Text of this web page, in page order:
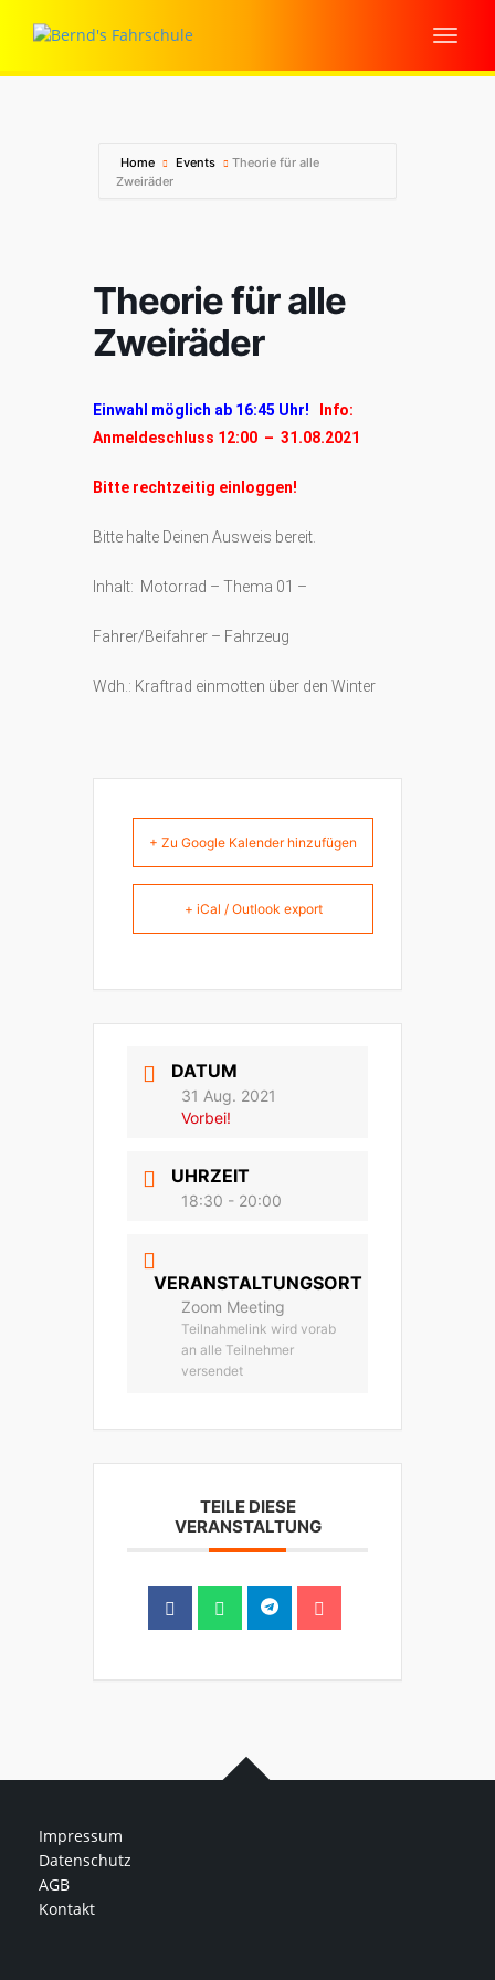
Home Events
Theorie für alle
Zweiräder
Theorie für alle
Zweiräder
Einwahl möglich ab 16:45 Uhr!
Info:
Anmeldeschluss 12:00 – 31.08.2021
Bitte rechtzeitig einloggen!
Bitte halte Deinen Ausweis bereit.
Inhalt: Motorrad – Thema 01 –
Fahrer/Beifahrer – Fahrzeug
Wdh.: Kraftrad einmotten über den Winter
+ Zu Google Kalender hinzufügen
+ iCal / Outlook export
DATUM
31 Aug. 2021
Vorbei!
UHRZEIT
18:30 - 20:00
VERANSTALTUNGSORT
Zoom Meeting
Teilnahmelink wird vorab
an alle Teilnehmer
versendet
TEILE DIESE
VERANSTALTUNG
Impressum
Datenschutz
AGB
Kontakt